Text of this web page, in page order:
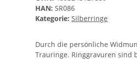
HAN: SR086
Kategorie: Silberringe
Durch die persönliche
Trauringe. Ringgravuren sind